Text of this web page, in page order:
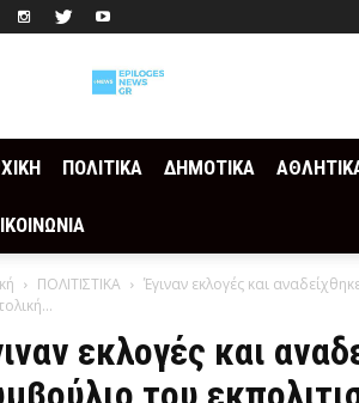
ΠΟΛΙΤΙΚΑ ΔΗΜΟΤΙΚΑ
ΠΟΛΙΤΙΣΤΙΚΑ
Έγιναν εκλογές και
εκλογές και